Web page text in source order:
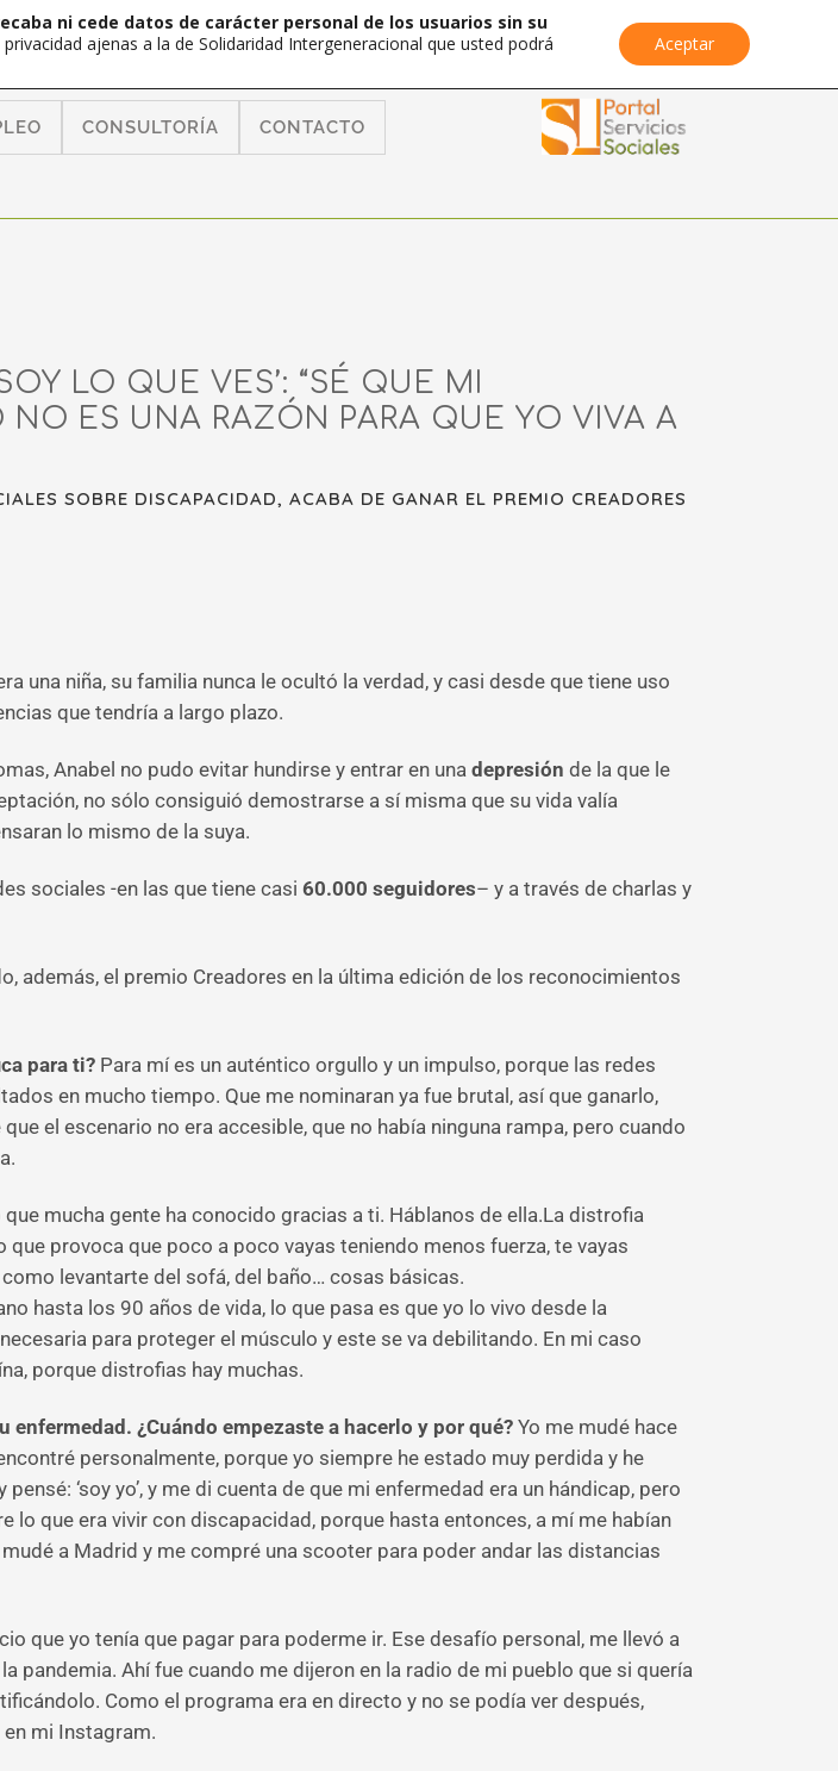
CONSULTORÍA CONTACTO
LO QUE VES’: “SÉ QUE MI
NO ES UNA RAZÓN PARA QUE YO VIVA A
SOBRE DISCAPACIDAD, ACABA DE GANAR EL PREMIO CREADORES
una niña, su familia nunca le ocultó la verdad, y casi desde que tiene uso
que tendría a largo plazo.
Anabel no pudo evitar hundirse y entrar en unadepresión de la que le
no sólo consiguió demostrarse a sí misma que su vida valía
lo mismo de la suya.
sociales -en las que tiene casi 60.000 seguidores– y a través de charlas y
además, el premio Creadores en la última edición de los reconocimientos
para ti? Para mí es un auténtico orgullo y un impulso, porque las redes
en mucho tiempo. Que me nominaran ya fue brutal, así que ganarlo,
el escenario no era accesible, que no había ninguna rampa, pero cuando
mucha gente ha conocido gracias a ti. Háblanos de ella.La distrofia
provoca que poco a poco vayas teniendo menos fuerza, te vayas
levantarte del sofá, del baño… cosas básicas.
hasta los 90 años de vida, lo que pasa es que yo lo vivo desde la
para proteger el músculo y este se va debilitando. En mi caso
porque distrofias hay muchas.
¿Cuándo empezaste a hacerlo y por qué? Yo me mudé hace
personalmente, porque yo siempre he estado muy perdida y he
‘soy yo’, y me di cuenta de que mi enfermedad era un hándicap, pero
que era vivir con discapacidad, porque hasta entonces, a mí me habían
a Madrid y me compré una scooter para poder andar las distancias
que yo tenía que pagar para poderme ir. Ese desafío personal, me llevó a
pandemia. Ahí fue cuando me dijeron en la radio de mi pueblo que si quería
Como el programa era en directo y no se podía ver después,
mi Instagram.
ni cede datos de carácter personal de los usuarios sin su
ajenas a la de Solidaridad Intergeneracional que usted podrá
Aceptar